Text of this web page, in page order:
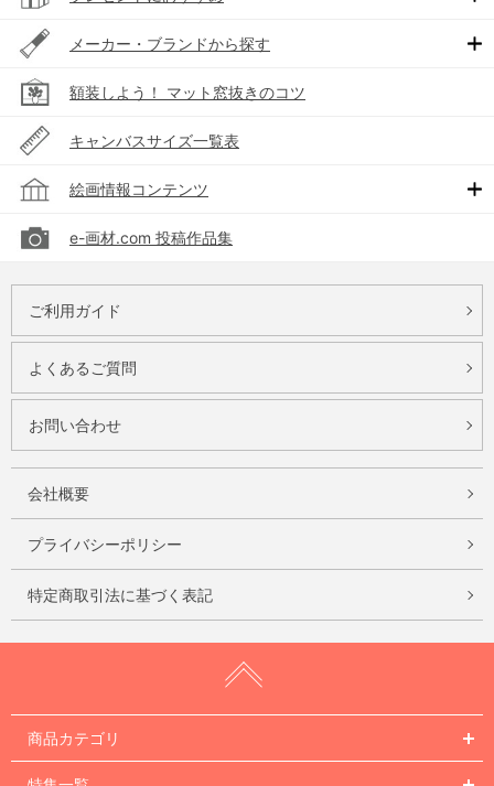
メーカー・ブランドから探す
額装しよう！ マット窓抜きのコツ
キャンバスサイズ一覧表
絵画情報コンテンツ
e-画材.com 投稿作品集
ご利用ガイド
よくあるご質問
お問い合わせ
会社概要
プライバシーポリシー
特定商取引法に基づく表記
商品カテゴリ